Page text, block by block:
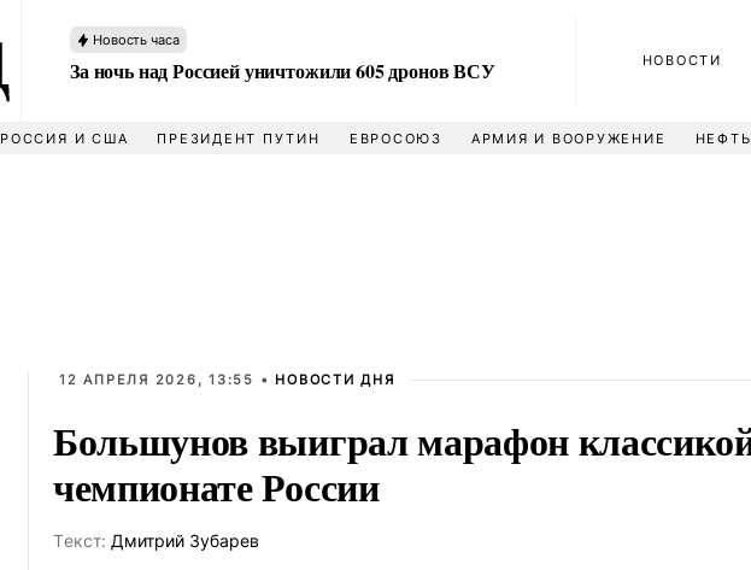
Новость часа
За ночь над Россией уничтожили 605 дронов ВСУ НОВОСТИ
РОССИЯ И США ПРЕЗИДЕНТ ПУТИН ЕВРОСОЮЗ АРМИЯ И ВООРУЖЕНИЕ
12 АПРЕЛЯ 2026, 13:55 • НОВОСТИ ДНЯ
Большунов выиграл марафон
чемпионате России
Tекст: Дмитрий Зубарев